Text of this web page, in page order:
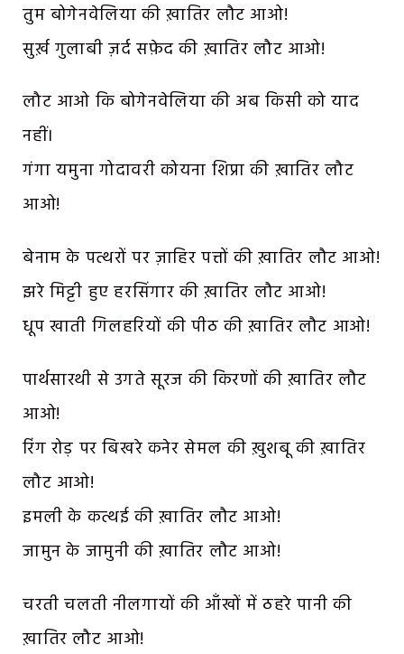
तुम बोगेनवेलिया की ख़ातिर लौट आओ!
सुर्ख़ गुलाबी ज़र्द सफ़ेद की ख़ातिर लौट आओ!
लौट आओ कि बोगेनवेलिया की अब किसी को याद
नहीं।
गंगा यमुना गोदावरी कोयना शिप्रा की ख़ातिर लौट
आओ!
बेनाम के पत्थरों पर ज़ाहिर पत्तों की ख़ातिर लौट आओ!
झरे मिट्टी हुए हरसिंगार की ख़ातिर लौट आओ!
धूप खाती गिलहरियों की पीठ की ख़ातिर लौट आओ!
पार्थसारथी से उगते सूरज की किरणों की ख़ातिर लौट
आओ!
रिंग रोड़ पर बिखरे कनेर सेमल की ख़ुशबू की ख़ातिर
लौट आओ!
इमली के कत्थई की ख़ातिर लौट आओ!
जामुन के जामुनी की ख़ातिर लौट आओ!
चरती चलती नीलगायों की आँखों में ठहरे पानी की
ख़ातिर लौट आओ!